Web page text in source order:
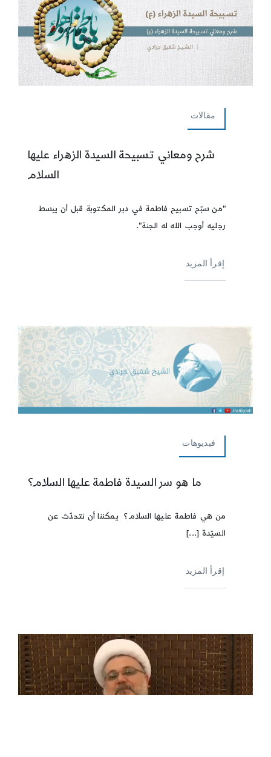
مقالات
شرح ومعاني تسبيحة السيدة الزهراء عليها
السلام
"من سبّح تسبيح فاطمة في دبر المكتوبة قبل أن يبسط
رجليه أوجب الله له الجنة".
إقرأ المزيد
فيديوهات
ما هو سر السيدة فاطمة عليها السلام؟
من هي فاطمة عليها السلام؟ يمكننا أن نتحدّث عن
السيّدة [...]
إقرأ المزيد